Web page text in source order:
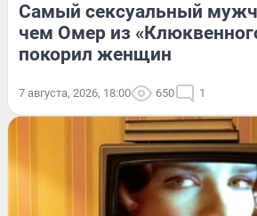
Самый сексуальный
чем Омер из
покорил женщин
7 августа, 2026, 18:00 650 1